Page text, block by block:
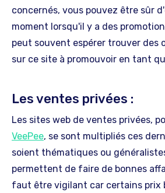
concernés, vous pouvez être sûr
moment lorsqu'il y a des
peut souvent espérer trouver des
sur ce site à promouvoir en tant
Les ventes privées :
Les sites web de ventes privées,
VeePee, se sont multipliés ces
soient thématiques ou
permettent de faire de bonnes
faut être vigilant car certains prix